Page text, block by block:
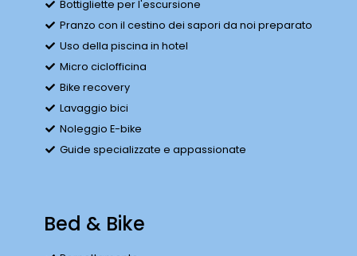
Bottigliette per l'escursione
Pranzo con il cestino dei sapori da noi preparato
Uso della piscina in hotel
Micro ciclofficina
Bike recovery
Lavaggio bici
Noleggio E-bike
Guide specializzate e appassionate
Bed & Bike